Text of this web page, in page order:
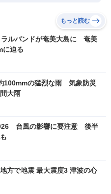
もっと読む
ラルバンドが奄美大島に 奄美
に迫る
100mmの猛烈な雨 気象防災
大雨
台風の影響に要注意 後半
方で地震 最大震度3 津波の心